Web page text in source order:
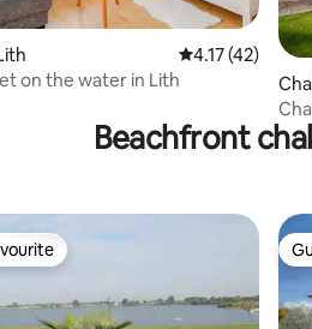
18 reviews
4.17 out of 5
4.17 (42)
on the water in Lith
Beachfront